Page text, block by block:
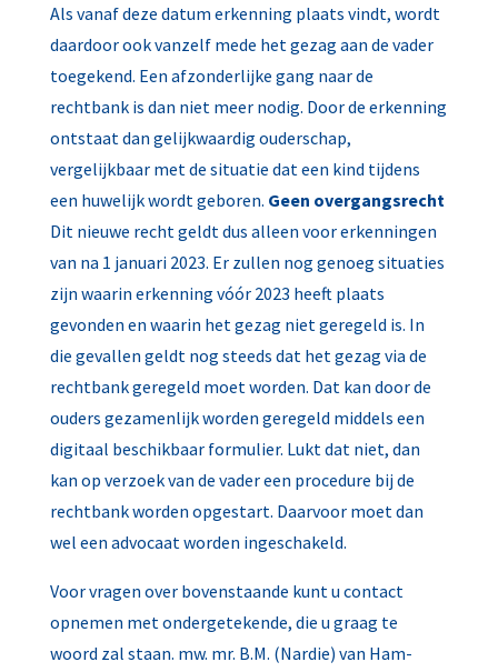
Als vanaf deze datum erkenning plaats vindt, wordt
daardoor ook vanzelf mede het gezag aan de vader
toegekend. Een afzonderlijke gang naar de
rechtbank is dan niet meer nodig. Door de erkenning
ontstaat dan gelijkwaardig ouderschap,
vergelijkbaar met de situatie dat een kind tijdens
een huwelijk wordt geboren. Geen overgangsrecht
Dit nieuwe recht geldt dus alleen voor erkenningen
van na 1 januari 2023. Er zullen nog genoeg situaties
zijn waarin erkenning vóór 2023 heeft plaats
gevonden en waarin het gezag niet geregeld is. In
die gevallen geldt nog steeds dat het gezag via de
rechtbank geregeld moet worden. Dat kan door de
ouders gezamenlijk worden geregeld middels een
digitaal beschikbaar formulier. Lukt dat niet, dan
kan op verzoek van de vader een procedure bij de
rechtbank worden opgestart. Daarvoor moet dan
wel een advocaat worden ingeschakeld.
Voor vragen over bovenstaande kunt u contact
opnemen met ondergetekende, die u graag te
woord zal staan. mw. mr. B.M. (Nardie) van Ham-